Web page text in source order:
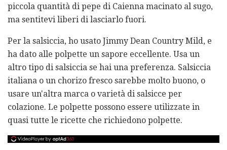
piccola quantità di pepe di Caienna macinato al sugo,
ma sentitevi liberi di lasciarlo fuori.
Per la salsiccia, ho usato Jimmy Dean Country Mild, e
ha dato alle polpette un sapore eccellente. Usa un
altro tipo di salsiccia se hai una preferenza. Salsiccia
italiana o un chorizo ​​fresco sarebbe molto buono, o
usare un'altra marca o varietà di salsicce per
colazione. Le polpette possono essere utilizzate in
quasi tutte le ricette che richiedono polpette.